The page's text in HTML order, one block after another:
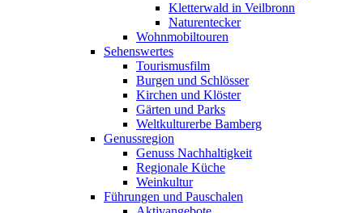
Kletterwald in Veilbronn
Naturentecker
Wohnmobiltouren
Sehenswertes
Tourismusfilm
Burgen und Schlösser
Kirchen und Klöster
Gärten und Parks
Weltkulturerbe Bamberg
Genussregion
Genuss Nachhaltigkeit
Regionale Küche
Weinkultur
Führungen und Pauschalen